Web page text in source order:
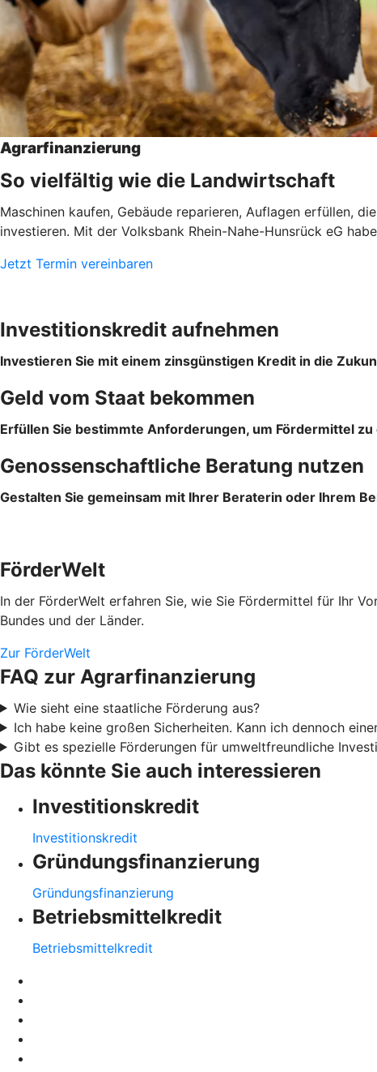
Agrarfinanzierung
So vielfältig wie die Landwirtschaft
Maschinen kaufen, Gebäude reparieren, Auflagen erfüllen,
investieren. Mit der Volksbank Rhein-Nahe-Hunsrück eG
Jetzt Termin vereinbaren
Investitionskredit aufnehmen
Investieren Sie mit einem zinsgünstigen Kredit in die
Geld vom Staat bekommen
Erfüllen Sie bestimmte Anforderungen, um Fördermittel zu
Genossenschaftliche Beratung nutzen
Gestalten Sie gemeinsam mit Ihrer Beraterin oder Ihrem
FörderWelt
In der FörderWelt erfahren Sie, wie Sie Fördermittel für Ihr
Bundes und der Länder.
Zur FörderWelt
FAQ zur Agrarfinanzierung
Wie sieht eine staatliche Förderung aus?
Ich habe keine großen Sicherheiten. Kann ich dennoch
Gibt es spezielle Förderungen für umweltfreundliche
Das könnte Sie auch interessieren
Investitionskredit
Investitionskredit
Gründungsfinanzierung
Gründungsfinanzierung
Betriebsmittelkredit
Betriebsmittelkredit